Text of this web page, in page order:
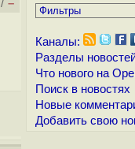
/ –
Каналы:
Разделы
Что нового на
Поиск в новостях
Новые
Добавить свою